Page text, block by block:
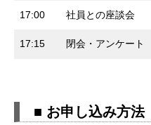
17:00 社員との座談会
17:15 閉会・アンケート
■ お申し込み方法